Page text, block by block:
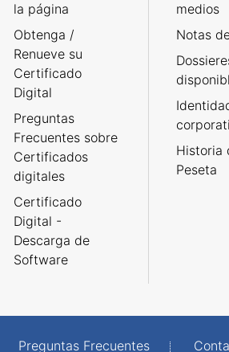
la página
Obtenga /
Renueve su
Certificado
Digital
Preguntas
Frecuentes sobre
Certificados
digitales
Certificado
Digital -
Descarga de
Software
medios
Notas
Historia
Peseta
Preguntas Frecuentes